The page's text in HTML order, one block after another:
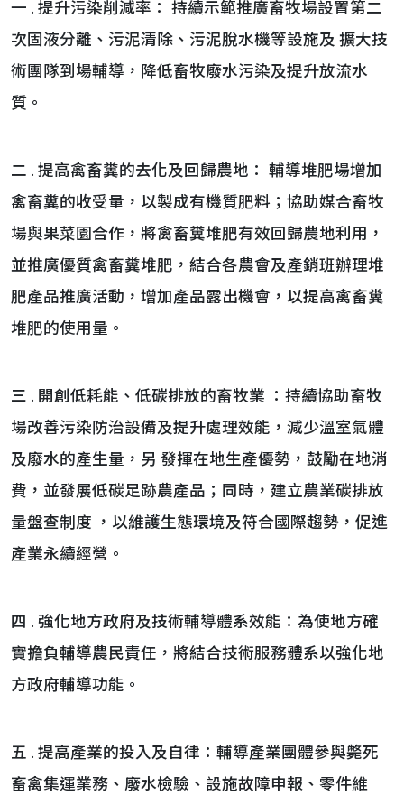
一 . 提升污染削減率： 持續示範推廣畜牧場設置第二
次固液分離、污泥清除、污泥脫水機等設施及 擴大技
術團隊到場輔導，降低畜牧廢水污染及提升放流水
質。
二 . 提高禽畜糞的去化及回歸農地： 輔導堆肥場增加
禽畜糞的收受量，以製成有機質肥料；協助媒合畜牧
場與果菜園合作，將禽畜糞堆肥有效回歸農地利用，
並推廣優質禽畜糞堆肥，結合各農會及產銷班辦理堆
肥產品推廣活動，增加產品露出機會，以提高禽畜糞
堆肥的使用量。
三 . 開創低耗能、低碳排放的畜牧業 ：持續協助畜牧
場改善污染防治設備及提升處理效能，減少溫室氣體
及廢水的產生量，另 發揮在地生產優勢，鼓勵在地消
費，並發展低碳足跡農產品；同時，建立農業碳排放
量盤查制度 ，以維護生態環境及符合國際趨勢，促進
產業永續經營。
四 . 強化地方政府及技術輔導體系效能：為使地方確
實擔負輔導農民責任，將結合技術服務體系以強化地
方政府輔導功能。
五 . 提高產業的投入及自律：輔導產業團體參與斃死
畜禽集運業務、廢水檢驗、設施故障申報、零件維